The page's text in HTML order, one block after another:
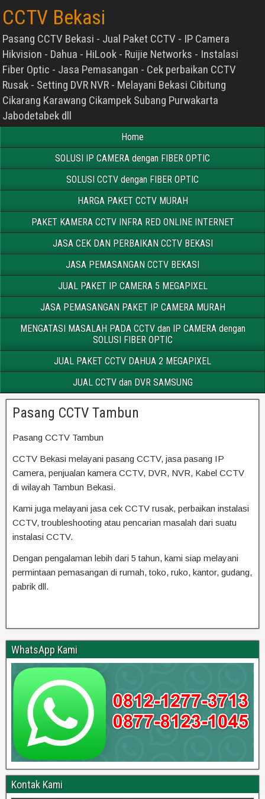
CCTV Bekasi
Pasang CCTV Bekasi - Jual Paket CCTV - IP Camera
Hikvision - Dahua - HiLook - Ruijie Networks - Instalasi
Fiber Optic - Jasa Pemasangan - Cek perbaikan CCTV
Rusak - Setting DVR NVR - Melayani Bekasi Cibitung
Cikarang Karawang Cikampek Subang Purwakarta
Jabodetabek dll
Home
SOLUSI IP CAMERA dengan FIBER OPTIC
SOLUSI CCTV dengan FIBER OPTIC
HARGA PAKET CCTV MURAH
PAKET KAMERA CCTV INFRA RED ONLINE INTERNET
JASA CEK DAN PERBAIKAN CCTV BEKASI
JASA PEMASANGAN CCTV BEKASI
JUAL PAKET IP CAMERA 5 MEGAPIXEL
JASA PEMASANGAN PAKET IP CAMERA MURAH
MENGATASI MASALAH PADA CCTV dan IP CAMERA dengan
SOLUSI FIBER OPTIC
JUAL PAKET CCTV DAHUA 2 MEGAPIXEL
JUAL CCTV dan DVR SAMSUNG
Pasang CCTV Tambun
Pasang CCTV Tambun
CCTV Bekasi melayani pasang CCTV, jasa pasang IP
Camera, penjualan kamera CCTV, DVR, NVR, Kabel CCTV
di wilayah Tambun Bekasi.
Kami juga melayani jasa cek CCTV rusak, perbaikan instalasi
CCTV, troubleshooting atau pencarian masalah dari suatu
instalasi CCTV.
Dengan pengalaman lebih dari 5 tahun, kami siap melayani
permintaan pemasangan di rumah, toko, ruko, kantor, gudang,
pabrik dll.
WhatsApp Kami
Kontak Kami